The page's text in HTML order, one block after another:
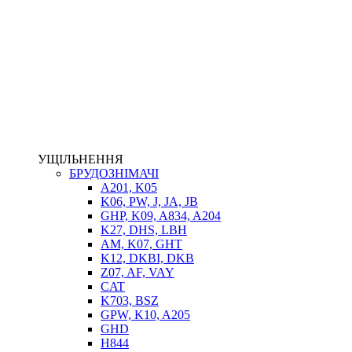
ВТУЛКИ
УЩІЛЬНЕННЯ
БРУДОЗНІМАЧІ
A201, K05
K06, PW, J, JA, JB
GHP, K09, A834, A204
K27, DHS, LBH
AM, K07, GHT
K12, DKBI, DKB
Z07, AF, VAY
CAT
K703, BSZ
GPW, K10, A205
GHD
H844